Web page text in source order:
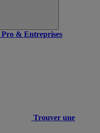
Pro & Entreprises
Trouver une